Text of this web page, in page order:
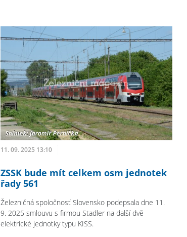
11. 09. 2025 13:10
ZSSK bude mít celkem osm jednotek
řady 561
Železničná spoločnosť Slovensko podepsala dne 11.
9. 2025 smlouvu s firmou Stadler na další dvě
elektrické jednotky typu KISS.